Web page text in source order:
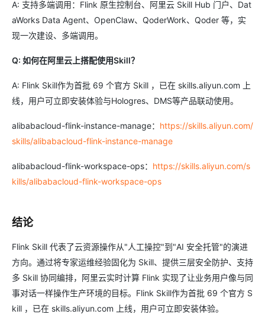
A: 支持多端调用：Flink 原生控制台、阿里云 Skill Hub 门户、Dat
aWorks Data Agent、OpenClaw、QoderWork、Qoder 等，实
现一次建设、多端调用。
Q: 如何在阿里云上搭配使用Skill？
A: Flink Skill作为首批 69 个官方 Skill ，已在 skills.aliyun.com 上
线，用户可立即安装体验与Hologres、DMS等产品联动使用。
alibabacloud-flink-instance-manage： https://skills.aliyun.com/
skills/alibabacloud-flink-instance-manage
alibabacloud-flink-workspace-ops： https://skills.aliyun.com/s
kills/alibabacloud-flink-workspace-ops
结论
Flink Skill 代表了云资源操作从"人工操控"到"AI 安全托管"的演进
方向。通过将专家运维经验固化为 Skill、提供三层安全防护、支持
多 Skill 协同编排，阿里云实时计算 Flink 实现了让业务用户像与同
事对话一样操作生产环境的目标。Flink Skill作为首批 69 个官方 S
kill ，已在 skills.aliyun.com 上线，用户可立即安装体验。